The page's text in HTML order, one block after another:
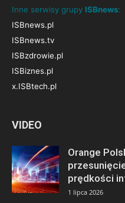
Inne serwisy grupy ISBnews:
ISBnews.pl
ISBnews.tv
ISBzdrowie.pl
ISBiznes.pl
x.ISBtech.pl
VIDEO
Orange
prędkości
1 lipca 2026